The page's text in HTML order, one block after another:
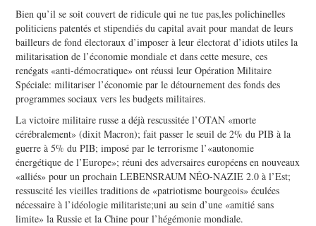
Bien qu’il se soit couvert de ridicule qui ne tue pas,les polichinelles
politiciens patentés et stipendiés du capital avait pour mandat de leurs
bailleurs de fond électoraux d’imposer à leur électorat d’idiots utiles la
militarisation de l’économie mondiale et dans cette mesure, ces
renégats «anti-démocratique» ont réussi leur Opération Militaire
Spéciale: militariser l’économie par le détournement des fonds des
programmes sociaux vers les budgets militaires.
La victoire militaire russe a déjà rescussitée l’OTAN «morte
cérébralement» (dixit Macron); fait passer le seuil de 2% du PIB à la
guerre à 5% du PIB; imposé par le terrorisme l’«autonomie
énergétique de l’Europe»; réuni des adversaires européens en nouveaux
«alliés» pour un prochain LEBENSRAUM NÉO-NAZIE 2.0 à l’Est;
ressuscité les vieilles traditions de «patriotisme bourgeois» éculées
nécessaire à l’idéologie militariste;uni au sein d’une «amitié sans
limite» la Russie et la Chine pour l’hégémonie mondiale.